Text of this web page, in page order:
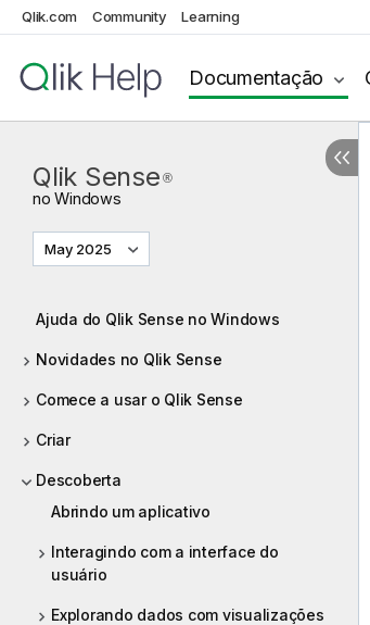
Qlik.com Community Learning
Documentação
Qlik Sense ®
noWindows
May 2025
Ajuda do Qlik Sense no Windows
Novidades no Qlik Sense
Comece a usar o Qlik Sense
Criar
Descoberta
Abrindo um aplicativo
Interagindo com a interface do
usuário
Explorando dados com visualizações